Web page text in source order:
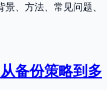
、方法、常见问题、
备份策略到多